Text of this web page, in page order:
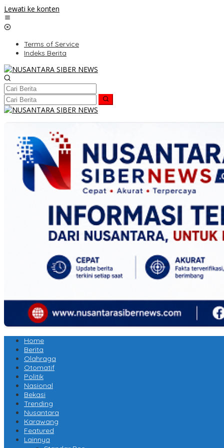
Lewati ke konten
Terms of Service
Indeks Berita
Home
Berita
Olahraga
Otomatif
Politik
Nasional
Bekasi
Trending
Nusantara
Karawang
Featured
Lainnya